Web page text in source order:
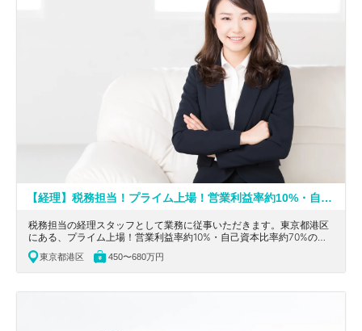
【経理】税務担当！プライム上場！営業利益率約10%・自己資本比率約70%の自動車部品業界でトップクラスの収益性・安全性を誇る独立系企業
税務担当の経理スタッフとして業務に従事いただきます。東京都港区
にある、プライム上場！営業利益率約10%・自己資本比率約70%の自
動車部品業界でトップクラスの収益性・安全性を誇る独立系企業の求
人です。
東京都港区 450〜680万円